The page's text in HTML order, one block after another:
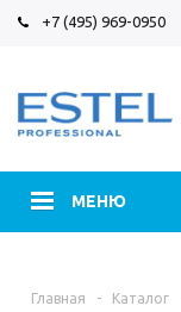
+7 (495) 969-0950
МЕНЮ
Главная - Каталог